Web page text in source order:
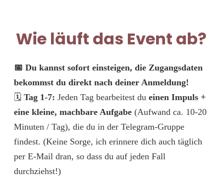
Wie läuft das Event ab?
📅 Du kannst sofort einsteigen, die Zugangsdaten
bekommst du direkt nach deiner Anmeldung!
🗓 Tag 1-7: Jeden Tag bearbeitest du einen Impuls +
eine kleine, machbare Aufgabe (Aufwand ca. 10-20
Minuten / Tag), die du in der Telegram-Gruppe
findest. (Keine Sorge, ich erinnere dich auch täglich
per E-Mail dran, so dass du auf jeden Fall
durchziehst!)